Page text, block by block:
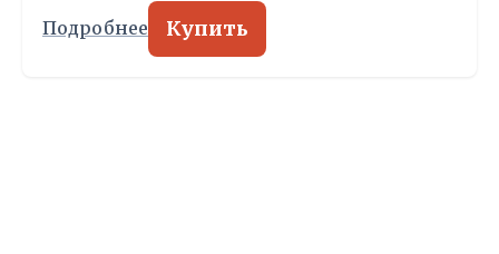
Подробнее Купить